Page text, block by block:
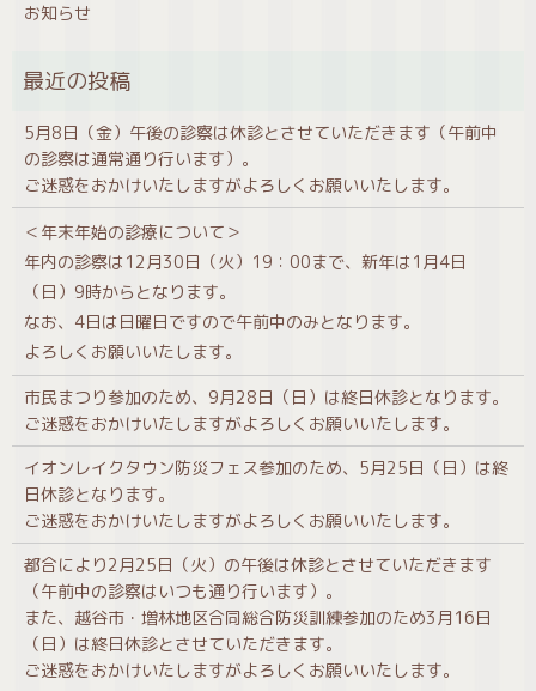
お知らせ
5月8日（金）午後の診察は休診とさせていただきます（午前中
の診察は通常通り行います）。
ご迷惑をおかけいたしますがよろしくお願いいたします。
＜年末年始の診療について＞
年内の診察は12月30日（火）19：00まで、新年は1月4日
（日）9時からとなります。
なお、4日は日曜日ですので午前中のみとなります。
よろしくお願いいたします。
市民まつり参加のため、9月28日（日）は終日休診となります。
ご迷惑をおかけいたしますがよろしくお願いいたします。
イオンレイクタウン防災フェス参加のため、5月25日（日）は終
日休診となります。
ご迷惑をおかけいたしますがよろしくお願いいたします。
都合により2月25日（火）の午後は休診とさせていただきます
（午前中の診察はいつも通り行います）。
また、越谷市・増林地区合同総合防災訓練参加のため3月16日
（日）は終日休診とさせていただきます。
ご迷惑をおかけいたしますがよろしくお願いいたします。